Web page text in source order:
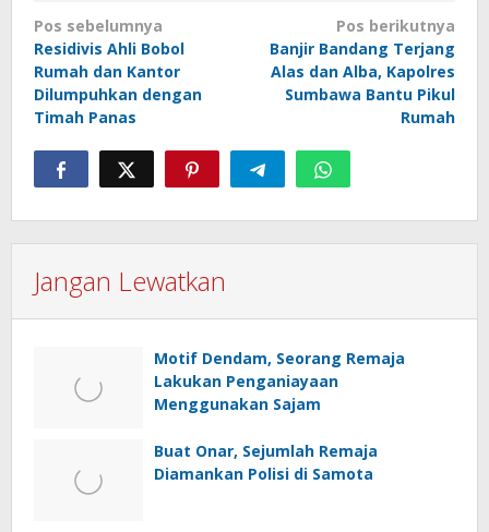
Navigasi
pos
Pos sebelumnya
Residivis Ahli Bobol
Rumah dan Kantor
Dilumpuhkan dengan
Timah Panas
Pos berikutnya
Banjir Bandang Terjang
Alas dan Alba, Kapolres
Sumbawa Bantu Pikul
Rumah
Jangan Lewatkan
Motif Dendam, Seorang Remaja
Lakukan Penganiayaan
Menggunakan Sajam
Buat Onar, Sejumlah Remaja
Diamankan Polisi di Samota